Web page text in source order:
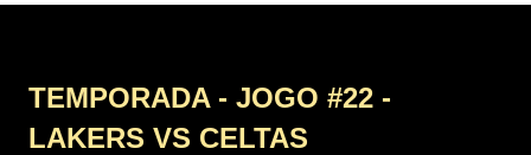
TEMPORADA - JOGO #22 -
LAKERS VS CELTAS